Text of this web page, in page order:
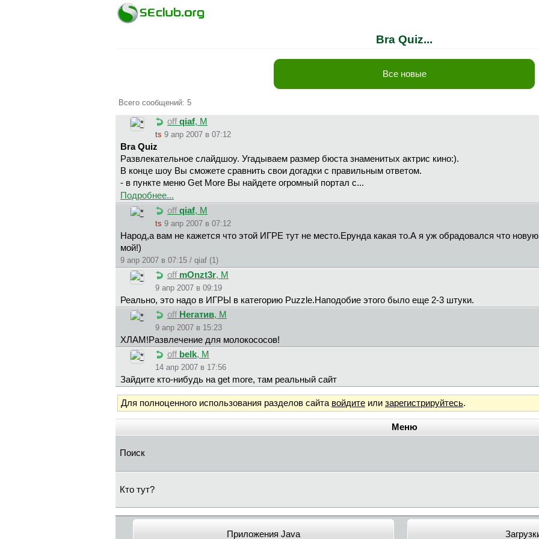
Bra Quiz...
Все новые
Всего сообщений: 5
off qiaf, М
ts 9 апр 2007 в 07:12
Bra Quiz
Развлекательное слайдшоу. Угадываем размер бюста знаменитых актрис кино:).
В конце шоу Вы сможете сравнить свои догадки с правильным ответом.
- в пункте меню Get More Вы найдете огромный портал с...
Подробнее...
off qiaf, М
ts 9 апр 2007 в 07:12
Народ,а вам не кажется что этой ИГРЕ тут не место.Ерунда какая то.А я уж обрадовался что
мой!)
9 апр 2007 в 07:15 / qiaf (1)
off mOnzt3r, М
9 апр 2007 в 09:19
Реально, это надо в ИГРЫ в категорию Puzzle.Наподобие этого было еще 2-3 штуки.
off Heгaтив, М
9 апр 2007 в 15:23
ХЛАМ!Развлечение для молокососов!
off belk, М
14 апр 2007 в 17:56
Зайдите кто-нибудь на get more, там реальный сайт
Для полноценного использования разделов сайта войдите или зарегистрируйтесь.
Меню
Поиск
Кто тут?
Приложения Java